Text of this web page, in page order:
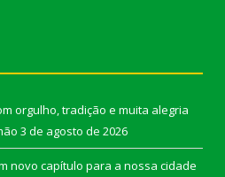
orgulho, tradição e muita alegria
3 de agosto de 2026
novo capítulo para a nossa cidade